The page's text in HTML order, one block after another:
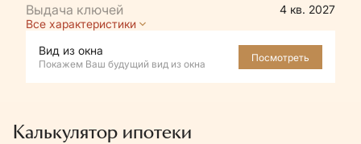
4 кв. 2027
Все характеристики
Вид из окна
Покажем Ваш будущий вид из окна
Посмотреть
Калькулятор ипотеки